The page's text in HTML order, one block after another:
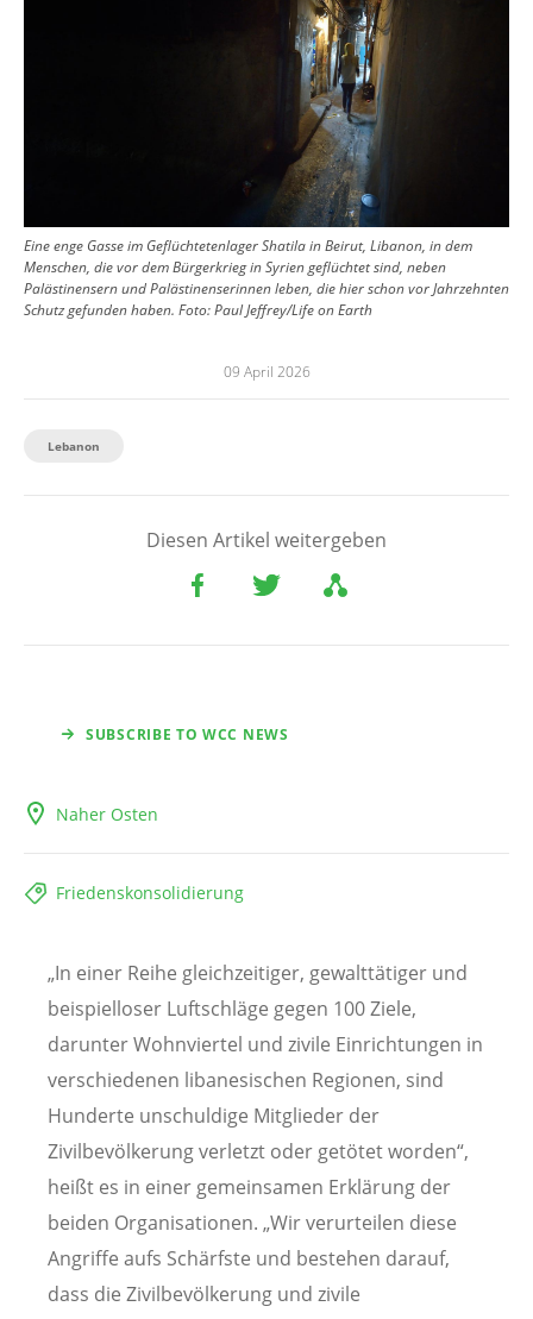
Eine enge Gasse im Geflüchtetenlager Shatila in Beirut, Libanon, in dem
Menschen, die vor dem Bürgerkrieg in Syrien geflüchtet sind, neben
Palästinensern und Palästinenserinnen leben, die hier schon vor Jahrzehnten
Schutz gefunden haben. Foto:Paul Jeffrey/Life on Earth
09 April 2026
Lebanon
Diesen Artikel weitergeben
SUBSCRIBE TO WCC NEWS
Naher Osten
Friedenskonsolidierung
„In einer Reihe gleichzeitiger, gewalttätiger und
beispielloser Luftschläge gegen 100 Ziele,
darunter Wohnviertel und zivile Einrichtungen in
verschiedenen libanesischen Regionen, sind
Hunderte unschuldige Mitglieder der
Zivilbevölkerung verletzt oder getötet worden“,
heißt es in einer gemeinsamen Erklärung der
beiden Organisationen. „Wir verurteilen diese
Angriffe aufs Schärfste und bestehen darauf,
dass die Zivilbevölkerung und zivile